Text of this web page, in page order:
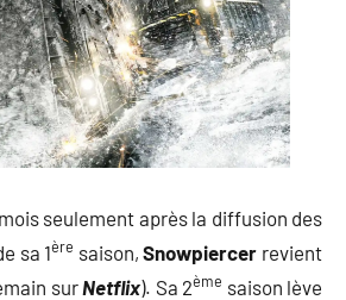
seulement après la diffusion des
sa 1ère saison,Snowpiercer revient
surNetflix). Sa 2ème saison lève